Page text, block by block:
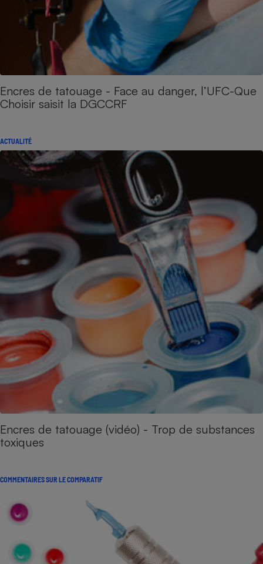
Encres de tatouage - Face au danger, l’UFC-Que
Choisir saisit la DGCCRF
ACTUALITÉ
Encres de tatouage (vidéo) - Trop de substances
toxiques
COMMENTAIRES SUR LE COMPARATIF